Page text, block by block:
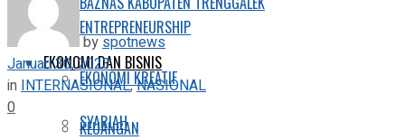
ENTREPRENEURSHIP
EKONOMI KREATIF
KEUANGAN
EKONOMI DAN BISNIS
SYARIAH
byspotnews
Januari 30, 2023
in INTERNASIONAL,NASIONAL
0